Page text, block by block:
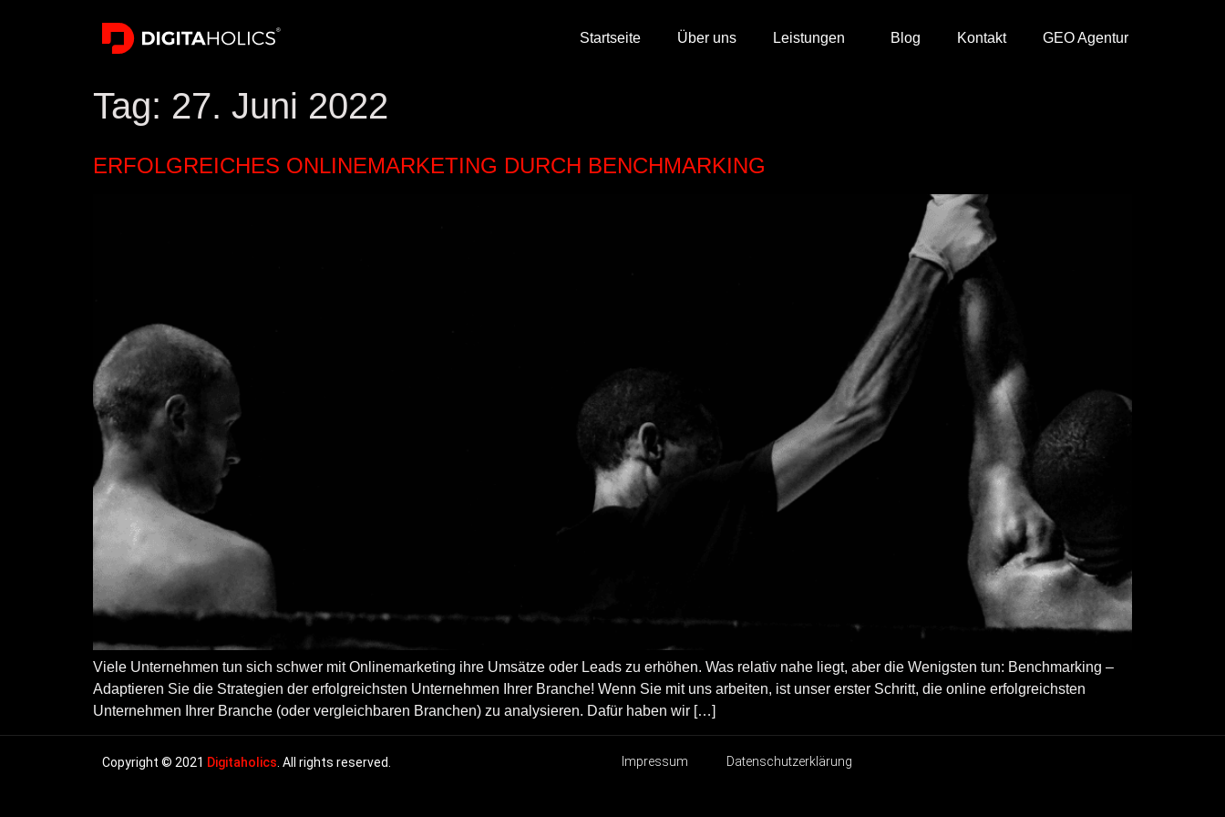
Startseite Über uns Leistungen Blog Kontakt GEO Agentur
Tag: 27. Juni 2022
ERFOLGREICHES ONLINEMARKETING DURCH BENCHMARKING
Viele Unternehmen tun sich schwer mit Onlinemarketing ihre Umsätze oder Leads zu erhöhen. Was relativ nahe liegt, aber die Wenigsten tun: Benchmarking –
Adaptieren Sie die Strategien der erfolgreichsten Unternehmen Ihrer Branche! Wenn Sie mit uns arbeiten, ist unser erster Schritt, die online erfolgreichsten
Unternehmen Ihrer Branche (oder vergleichbaren Branchen) zu analysieren. Dafür haben wir […]
Copyright © 2021 Digitaholics . All rights reserved. Impressum Datenschutzerklärung